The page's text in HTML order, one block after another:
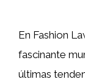
En Fashion
fascinante
últimas